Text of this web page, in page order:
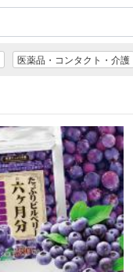
医薬品・コンタクト・介護